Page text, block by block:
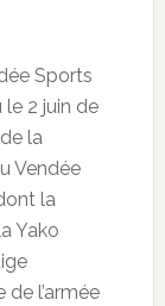
Sports
le 2 juin de
la
Vendée
la
Yako
l’armée